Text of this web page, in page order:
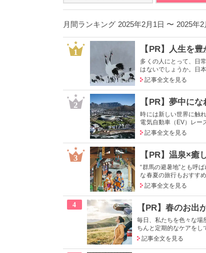
月間ランキング 2025年2月1日 〜 2025年
1
多くの人にとって、日
はないでしょうか。日
記事全文を見る
2
時には新しい世界に触
電気自動車（EV）レー
記事全文を見る
3 【PR】温泉×癒
“群馬の避暑地”とも呼
な春夏の旅行もおすす
記事全文を見る
4
毎日、私たちを色々な場
ちんと定期的なケアをし
記事全文を見る